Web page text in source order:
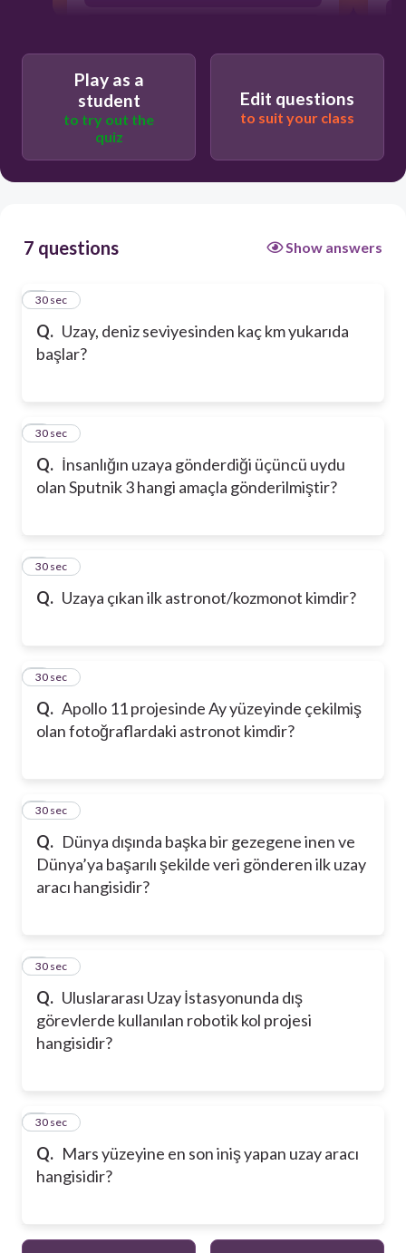
Play as a
student
to try out the
quiz
Edit questions
to suit your class
7 questions Show answers
Q. Uzay, deniz seviyesinden kaç km yukarıda
başlar?
1
30 sec
Q. İnsanlığın uzaya gönderdiği üçüncü uydu
olan Sputnik 3 hangi amaçla gönderilmiştir?
2
30 sec
Q. Uzaya çıkan ilk astronot/kozmonot kimdir?
3
30 sec
Q. Apollo 11 projesinde Ay yüzeyinde çekilmiş
olan fotoğraflardaki astronot kimdir?
4
30 sec
Q. Dünya dışında başka bir gezegene inen ve
Dünya’ya başarılı şekilde veri gönderen ilk uzay
aracı hangisidir?
5
30 sec
Q. Uluslararası Uzay İstasyonunda dış
görevlerde kullanılan robotik kol projesi
hangisidir?
6
30 sec
Q. Mars yüzeyine en son iniş yapan uzay aracı
hangisidir?
7
30 sec